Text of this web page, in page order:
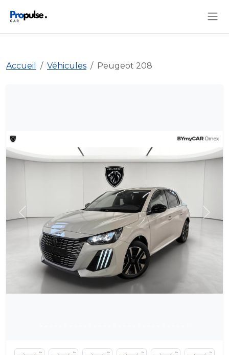
Accueil Véhicules Peugeot 208
Précédent